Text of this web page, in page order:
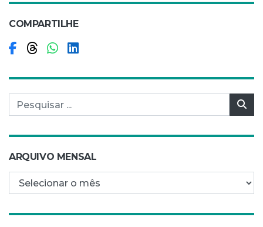
COMPARTILHE
Compartilhar no Facebook
Compartilhar no Threads
Compartilhar no WhatsApp
Compartilhar no LinkedIn
Pesquisar por:
ARQUIVO MENSAL
Arquivo mensal